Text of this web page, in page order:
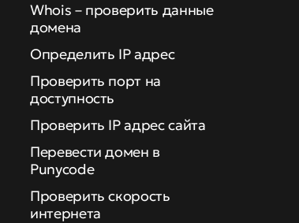
Whois – проверить данные
домена
Определить IP адрес
Проверить порт на
доступность
Проверить IP адрес сайта
Перевести домен в
Punycode
Проверить скорость
интернета